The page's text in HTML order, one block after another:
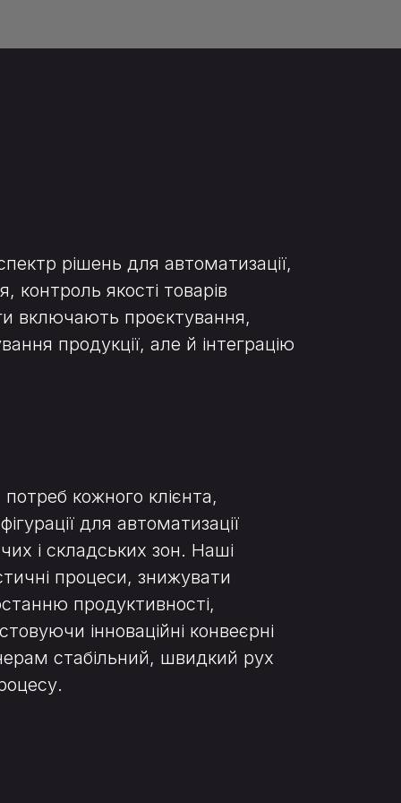
рішень для автоматизації,
контроль якості товарів
включають проєктування,
продукції, але й інтеграцію
кожного клієнта,
для автоматизації
і складських зон. Наші
процеси, знижувати
продуктивності,
інноваційні конвеєрні
стабільний, швидкий рух